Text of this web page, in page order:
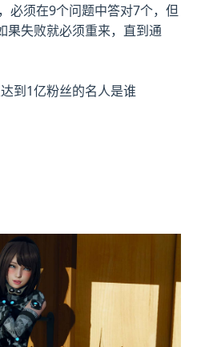
必须在9个问题中答对7个，但
果失败就必须重来，直到通
到1亿粉丝的名人是谁